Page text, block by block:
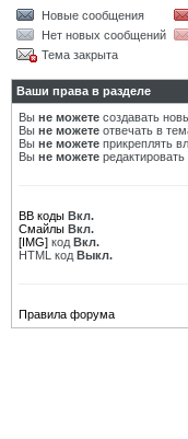
Новые сообщения
Нет новых сообщений
Тема закрыта
Ваши права в разделе
Вы не можете создавать
Вы не можете отвечать в
Вы не можете прикреплять
Вы не можете
BB коды Вкл.
Смайлы Вкл.
[IMG] код Вкл.
HTML код Выкл.
Правила форума